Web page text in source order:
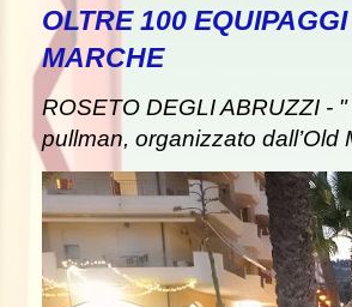
OLTRE 100
MARCHE
ROSETO DEGLI ABRUZZI -
pullman, organizzato dall’Old